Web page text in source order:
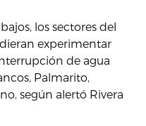
los sectores del
experimentar
de agua
Palmarito,
según alertó Rivera